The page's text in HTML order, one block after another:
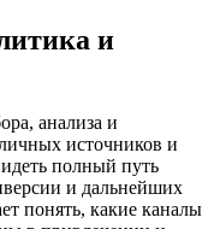
и
анализа и
источников и
полный путь
и дальнейших
понять, какие каналы